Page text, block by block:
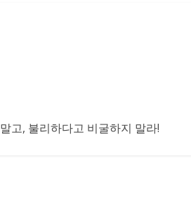
고, 불리하다고 비굴하지 말라!